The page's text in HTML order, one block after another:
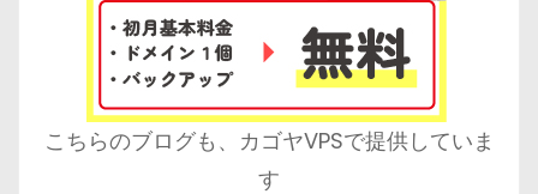
こちらのブログも、カゴヤVPSで提供していま
す